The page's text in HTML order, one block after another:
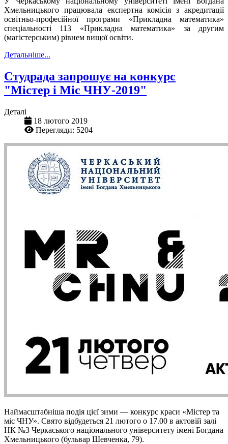
Хмельницького працювала експертна комісія з акредитації
освітньо-професійної програми «Прикладна математика»
спеціальності 113 «Прикладна математика» за другим
(магістерським) рівнем вищої освіти.
Детальніше...
Студрада запрошує на конкурс
"Містер і Міс ЧНУ-2019"
Деталі
18 лютого 2019
Перегляди: 5204
Наймасштабніша подія цієї зими — конкурс краси «Містер та
міс ЧНУ». Свято відбудеться 21 лютого о 17.00 в актовій залі
НК №3 Черкаського національного університету імені Богдана
Хмельницького (бульвар Шевченка, 79).